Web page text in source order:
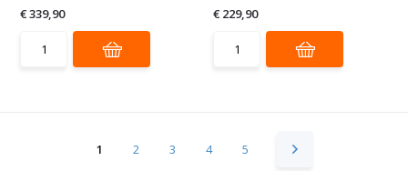
€ 339,90
€ 229,90
1 2 3 4 5